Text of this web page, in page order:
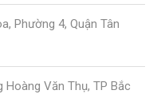
Phường 4, Quận Tân
Hoàng Văn Thụ, TP Bắc